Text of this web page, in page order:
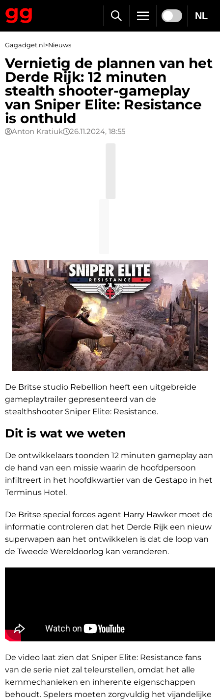
NL
Gagadget.nl>Nieuws
Vernietig de plannen van het
Derde Rijk: 12 minuten
stealth shooter-gameplay
van Sniper Elite: Resistance
is onthuld
Anton Kratiuk 26.11.2024, 18:55
De Britse studio Rebellion heeft een uitgebreide
gameplaytrailer gepresenteerd van de
stealthshooter Sniper Elite: Resistance.
Dit is wat we weten
De ontwikkelaars toonden 12 minuten gameplay aan
de hand van een missie waarin de hoofdpersoon
infiltreert in het hoofdkwartier van de Gestapo in het
Terminus Hotel.
De Britse special forces agent Harry Hawker moet de
informatie controleren dat het Derde Rijk een nieuw
superwapen aan het ontwikkelen is dat de loop van
de Tweede Wereldoorlog kan veranderen.
De video laat zien dat Sniper Elite: Resistance fans
van de serie niet zal teleurstellen, omdat het alle
kernmechanieken en inherente eigenschappen
behoudt. Spelers moeten zorgvuldig het vijandelijke